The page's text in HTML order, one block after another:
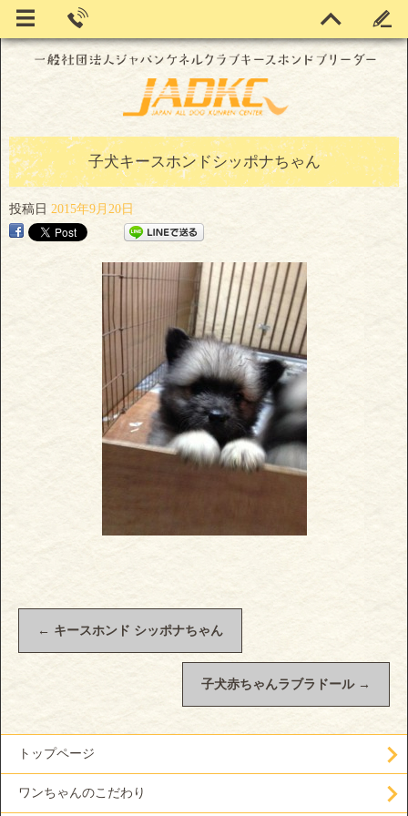
子犬キースホンドシッポナちゃん
投稿日 2015年9月20日
← キースホンド シッポナちゃん
子犬赤ちゃんラブラドール →
トップページ
ワンちゃんのこだわり